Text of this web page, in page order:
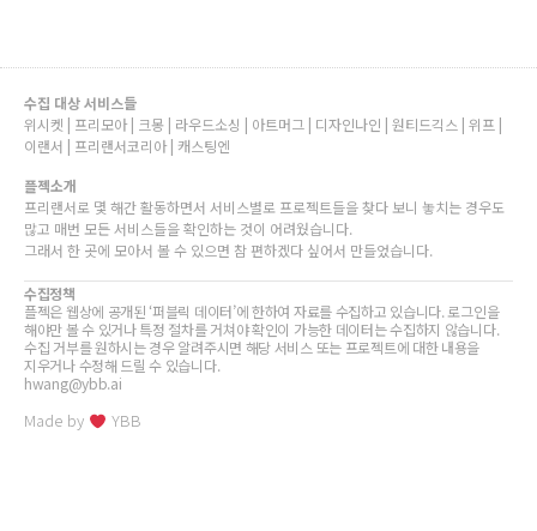
수집 대상 서비스들
위시켓 | 프리모아 | 크몽 | 라우드소싱 | 아트머그 | 디자인나인 | 원티드긱스 | 위프 |
이랜서 | 프리랜서코리아 | 캐스팅엔
플젝소개
프리랜서로 몇 해간 활동하면서 서비스별로 프로젝트들을 찾다 보니 놓치는 경우도
많고 매번 모든 서비스들을 확인하는 것이 어려웠습니다.
그래서 한 곳에 모아서 볼 수 있으면 참 편하겠다 싶어서 만들었습니다.
수집정책
플젝은 웹상에 공개된 ‘퍼블릭 데이터’에 한하여 자료를 수집하고 있습니다. 로그인을
해야만 볼 수 있거나 특정 절차를 거쳐야 확인이 가능한 데이터는 수집하지 않습니다.
수집 거부를 원하시는 경우 알려주시면 해당 서비스 또는 프로젝트에 대한 내용을
지우거나 수정해 드릴 수 있습니다.
hwang@ybb.ai
Made by YBB